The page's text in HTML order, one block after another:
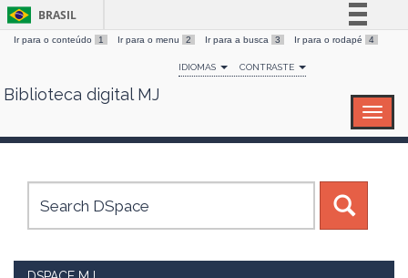
Skip
BRASIL
Simplifique!
Comunica BR
Canais
Ir para o conteúdo 1 Ir para o menu 2 Ir para a busca 3 Ir para o rodapé 4
IDIOMAS CONTRASTE
Biblioteca digital MJ